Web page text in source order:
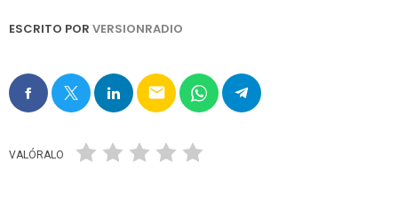
ESCRITO POR VERSIONRADIO
email
VALÓRALO